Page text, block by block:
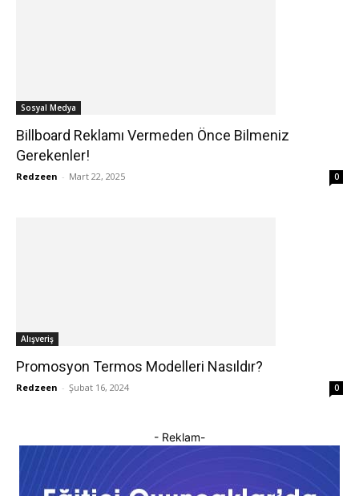
Sosyal Medya
Billboard Reklamı Vermeden Önce Bilmeniz
Gerekenler!
Redzeen - Mart 22, 2025 0
Alışveriş
Promosyon Termos Modelleri Nasıldır?
Redzeen - Şubat 16, 2024 0
- Reklam-